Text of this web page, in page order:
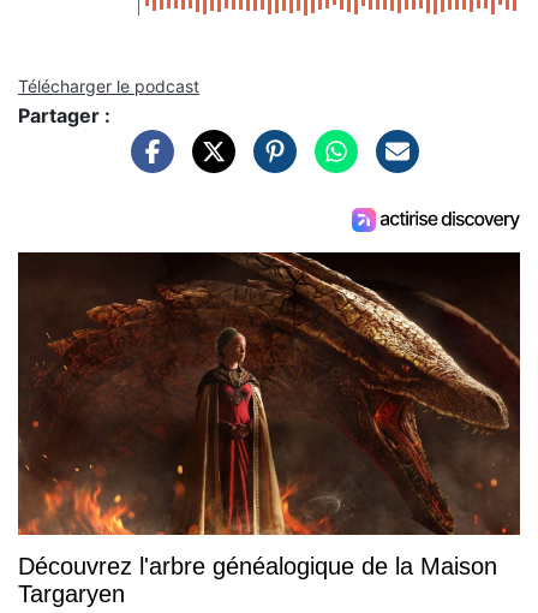
Télécharger le podcast
Partager :
Découvrez l'arbre généalogique de la Maison
Targaryen